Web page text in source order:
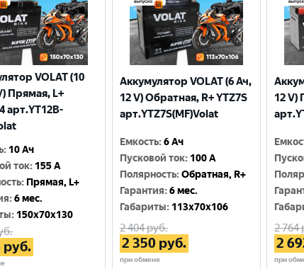
VOLAT (10
Прямая, L+
арт.YT12B-
: 10 Ач
ток: 155 A
: Прямая, L+
:6 мес.
: 150x70x130
руб.
Аккумулятор VOLAT (6 Ач,
12 V) Обратная, R+ YTZ7S
арт.YTZ7S(MF)Volat
Емкость:6 Ач
Пусковой ток: 100 A
Полярность:Обратная, R+
Гарантия:6 мес.
Габариты: 113x70x106
2 404руб.
2 350 руб.
при обмене
12 V)
2 764
2
при